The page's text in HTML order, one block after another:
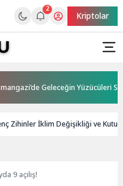
2
Kriptolar
Geleceğin Yüzücüleri
Zihinler İklim Değişikliği ve Kutup
9 açılış!